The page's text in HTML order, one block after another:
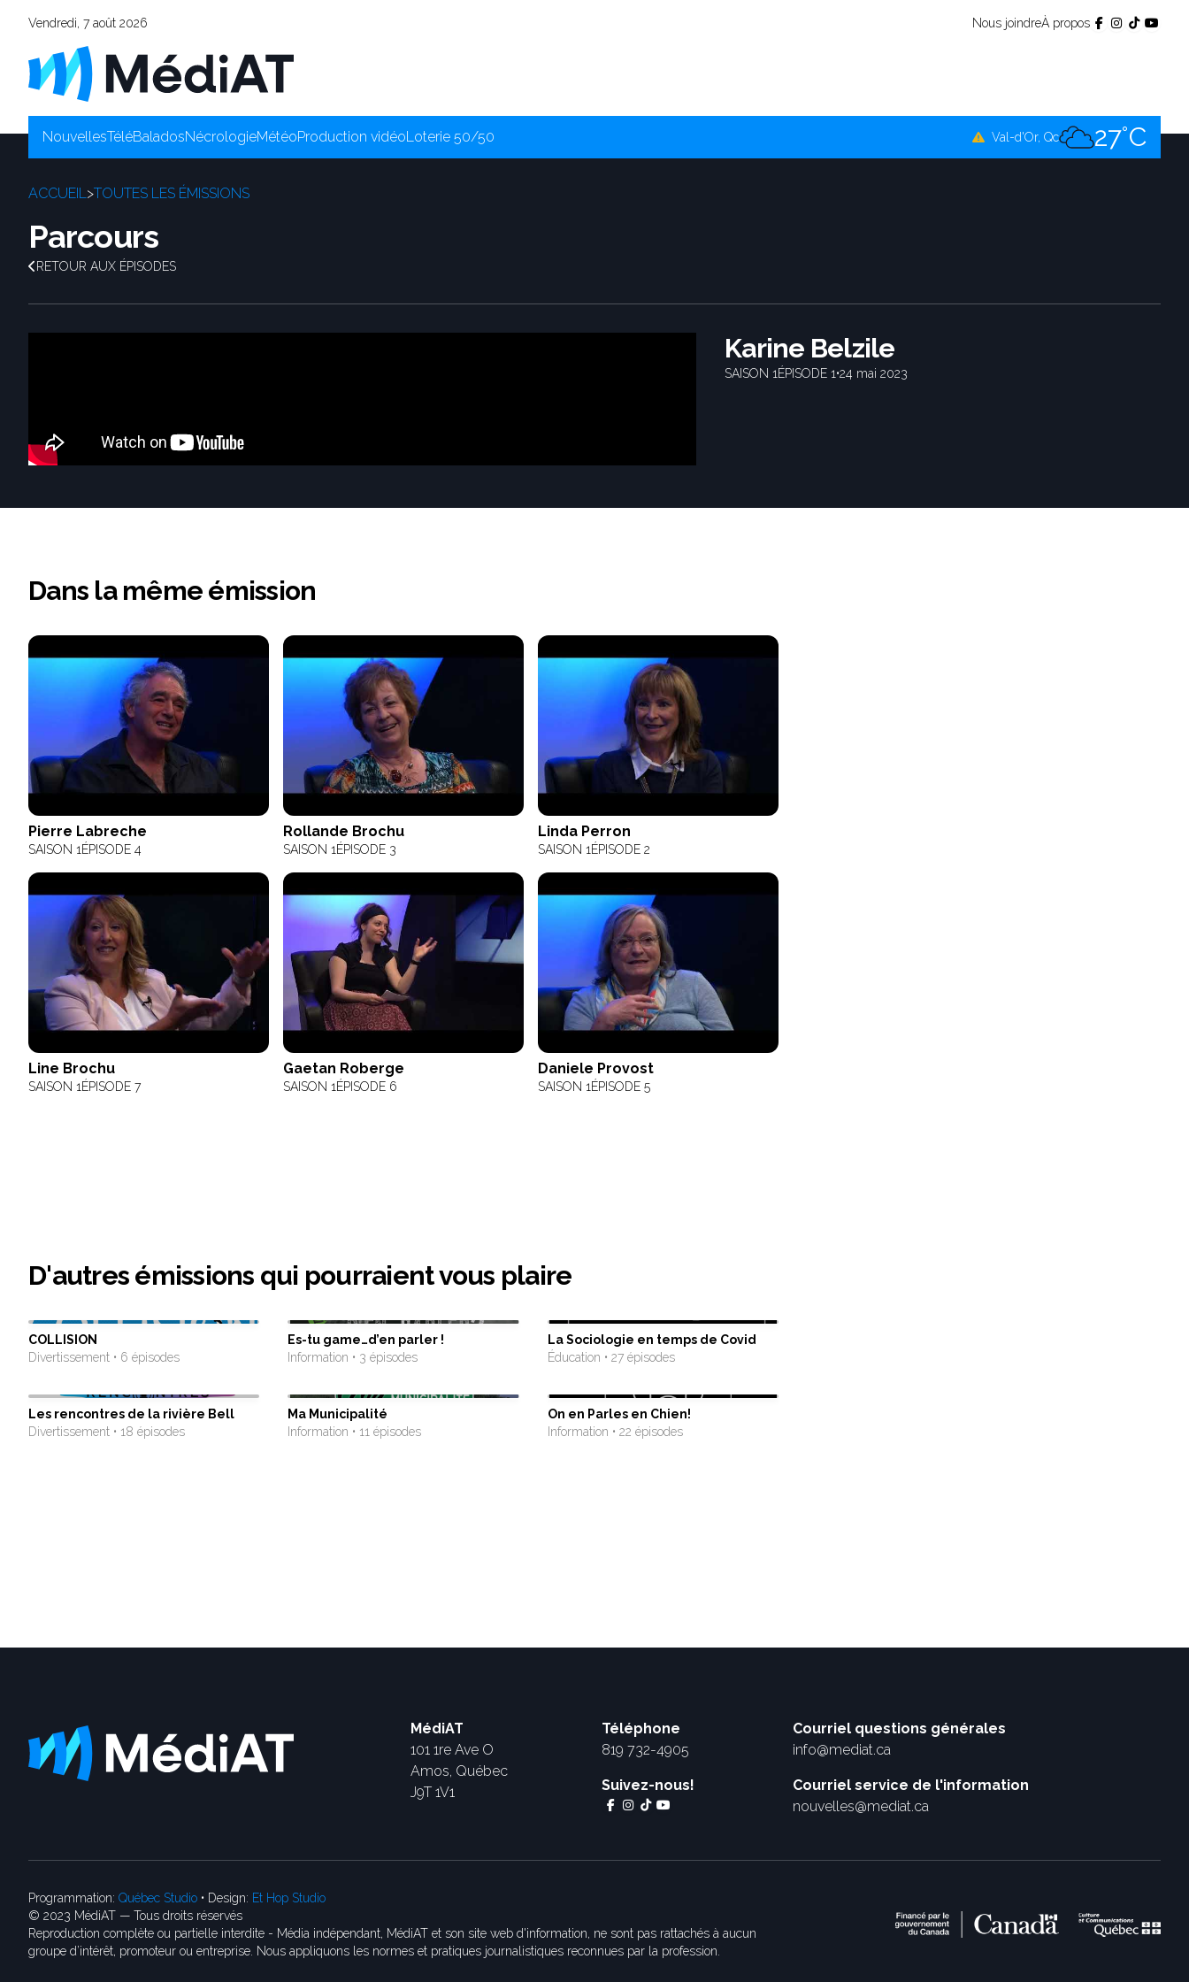
Vendredi, 7 août 2026 Nous joindreÀ propos
NouvellesTéléBaladosNécrologieMétéoProduction vidéoLoterie 50/50 Val-d'Or, Qc 27°C
ACCUEIL>TOUTES LES ÉMISSIONS
Parcours
RETOUR AUX ÉPISODES
Karine Belzile
SAISON 1 ÉPISODE 1•24 mai 2023
Dans la même émission
Pierre Labreche
SAISON 1ÉPISODE 4
Rollande Brochu
SAISON 1ÉPISODE 3
Linda Perron
SAISON 1ÉPISODE 2
Line Brochu
SAISON 1ÉPISODE 7
Gaetan Roberge
SAISON 1ÉPISODE 6
Daniele Provost
SAISON 1ÉPISODE 5
D'autres émissions qui pourraient vous plaire
COLLISION
Divertissement • 6 épisodes
Es-tu game…d’en parler !
Information • 3 épisodes
La Sociologie en temps de Covid
Éducation • 27 épisodes
Les rencontres de la rivière Bell
Divertissement • 18 épisodes
Ma Municipalité
Information • 11 épisodes
On en Parles en Chien!
Information • 22 épisodes
MédiAT
101 1re Ave O
Amos, Québec
J9T 1V1
Téléphone
819 732-4905
Suivez-nous!
Courriel questions générales
info@mediat.ca
Courriel service de l'information
nouvelles@mediat.ca
Programmation: Québec Studio • Design: Et Hop Studio
© 2023 MédiAT — Tous droits réservés
Reproduction complète ou partielle interdite - Média indépendant, MédiAT et son site web d'information, ne sont pas rattachés à aucun
groupe d’intérêt, promoteur ou entreprise. Nous appliquons les normes et pratiques journalistiques reconnues par la profession.